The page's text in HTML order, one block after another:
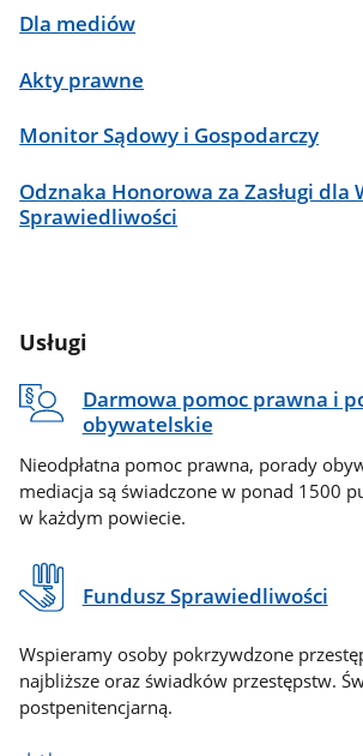
Dla mediów
Akty prawne
Monitor Sądowy i Gospodarczy
Odznaka Honorowa za Zasługi dla
Sprawiedliwości
Usługi
Darmowa pomoc prawna i
obywatelskie
Nieodpłatna pomoc prawna, porady
mediacja są świadczone w ponad 1500
w każdym powiecie.
Fundusz Sprawiedliwości
Wspieramy osoby pokrzywdzone
najbliższe oraz świadków przestępstw.
postpenitencjarną.